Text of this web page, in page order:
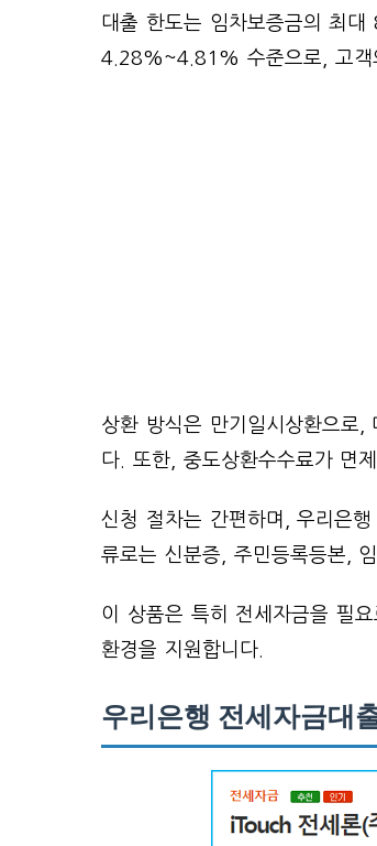
대출 한도는 임차보증금의 최
4.28%~4.81% 수준으로, 고객
상환 방식은 만기일시상환으로,
다. 또한, 중도상환수수료가 면
신청 절차는 간편하며, 우리은
류로는 신분증, 주민등록등본,
이 상품은 특히 전세자금을 필
환경을 지원합니다.
우리은행 전세자금대